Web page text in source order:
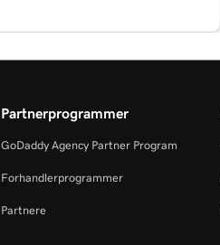
Partnerprogrammer
GoDaddy Agency Partner Program
Forhandlerprogrammer
Partnere